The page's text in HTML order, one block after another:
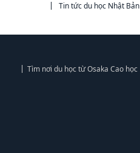
Tin tức du học Nhật Bản
Tìm nơi du học từ Osaka Cao học